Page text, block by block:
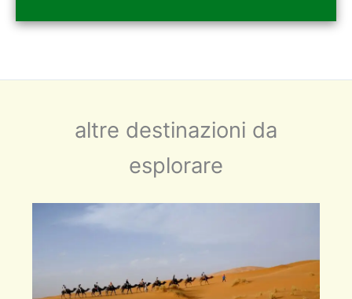
altre destinazioni da
esplorare